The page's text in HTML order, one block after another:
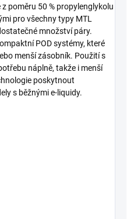
poměru 50 % propylenglykolu
pro všechny typy MTL
množství páry.
POD systémy, které
menší zásobník. Použití s
náplně, takže i menší
poskytnout
s běžnými e-liquidy.